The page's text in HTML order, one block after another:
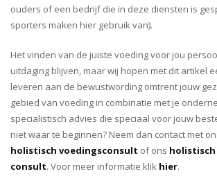
ouders of een bedrijf die in deze diensten is
sporters maken hier gebruik van).
Het vinden van de juiste voeding voor jou
uitdaging blijven, maar wij hopen met dit artikel
leveren aan de bewustwording omtrent jouw
gebied van voeding in combinatie met je
specialistisch advies die speciaal voor jouw
niet waar te beginnen? Neem dan contact met
holistisch voedingsconsult of ons
consult. Voor meer informatie klik hier.